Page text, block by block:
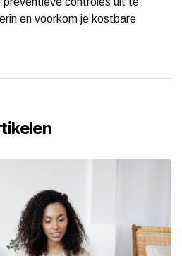
en voorkom je kostbare